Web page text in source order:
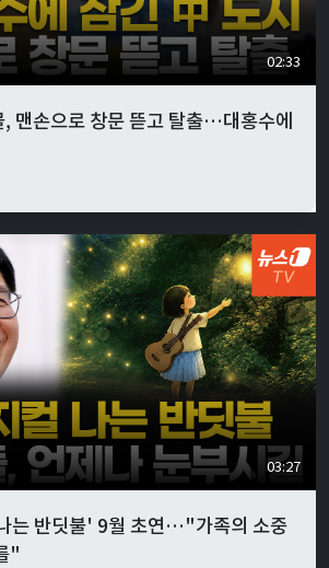
02:33
, 맨손으로 창문 뜯고 탈출…대홍수에
03:27
는 반딧불' 9월 초연…"가족의 소중
"